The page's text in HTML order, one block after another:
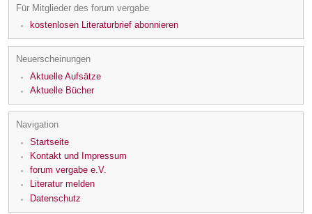
Für Mitglieder des forum vergabe
kostenlosen Literaturbrief abonnieren
Neuerscheinungen
Aktuelle Aufsätze
Aktuelle Bücher
Navigation
Startseite
Kontakt und Impressum
forum vergabe e.V.
Literatur melden
Datenschutz